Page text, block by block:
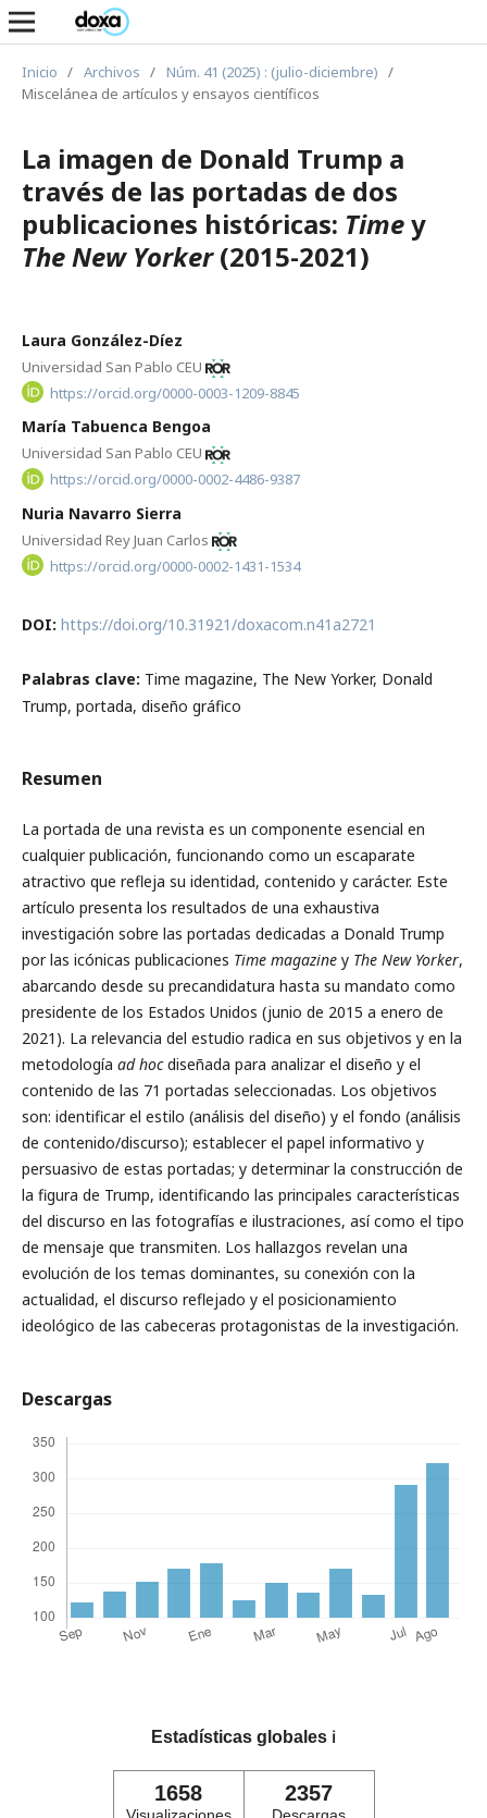
Inicio / Archivos / Núm. 41 (2025) : (julio-diciembre) /
Miscelánea de artículos y ensayos científicos
La imagen de Donald Trump a
través de las portadas de dos
publicaciones históricas: Timey
The New Yorker(2015-2021)
Laura González-Díez
Universidad San Pablo CEU
https://orcid.org/0000-0003-1209-8845
María Tabuenca Bengoa
Universidad San Pablo CEU
https://orcid.org/0000-0002-4486-9387
Nuria Navarro Sierra
Universidad Rey Juan Carlos
https://orcid.org/0000-0002-1431-1534
DOI: https://doi.org/10.31921/doxacom.n41a2721
Palabras clave: Time magazine, The New Yorker, Donald
Trump, portada, diseño gráfico
Resumen
La portada de una revista es un componente esencial en
cualquier publicación, funcionando como un escaparate
atractivo que refleja su identidad, contenido y carácter. Este
artículo presenta los resulta­dos de una exhaustiva
investigación sobre las portadas dedicadas a Donald Trump
por las icónicas publicaciones Time magazine y The New Yorker,
abarcando desde su precandidatura hasta su manda­to como
presidente de los Estados Unidos (junio de 2015 a enero de
2021). La relevancia del estudio radica en sus objetivos y en la
meto­dología ad hocdiseñada para analizar el diseño y el
contenido de las 71 portadas seleccionadas. Los objetivos
son: identificar el estilo (aná­lisis del diseño) y el fondo (análisis
de contenido/discurso); establecer el papel informativo y
persuasivo de estas portadas; y determinar la construcción de
la figura de Trump, identificando las principales ca­racterísticas
del discurso en las fotografías e ilustraciones, así como el tipo
de mensaje que transmiten. Los hallazgos revelan una
evolución de los temas dominantes, su conexión con la
actualidad, el discurso re­flejado y el posicionamiento
ideológico de las cabeceras protagonistas de la investigación.
Descargas
Estadísticas globales ℹ️
1658
Visualizaciones
2357
Descargas